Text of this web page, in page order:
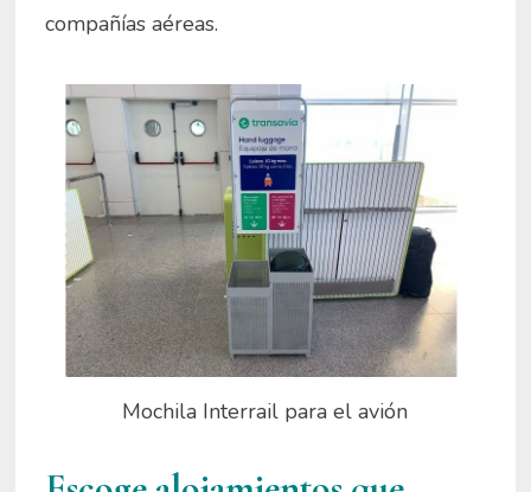
compañías aéreas.
Mochila Interrail para el avión